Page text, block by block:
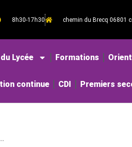
8h30-17h30 chemin du Brecq 06801
Lycée Formations
continue CDI Premiers